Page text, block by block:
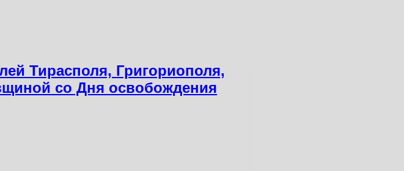
Тирасполя, Григориополя,
со Дня освобождения